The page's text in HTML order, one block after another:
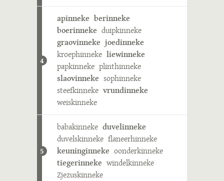
4
apinneke berinneke
boerinneke duipkinneke
graovinneke joedinneke
kroephinneke liewinneke
papkinneke plinthinneke
slaovinneke sophinneke
steefkinneke vrundinneke
weiskinneke
5
babakinneke duvelinneke
duvelskinneke flaneerhinneke
keuninginneke oonderkinneke
tiegerinneke windelkinneke
Zjezuskinneke